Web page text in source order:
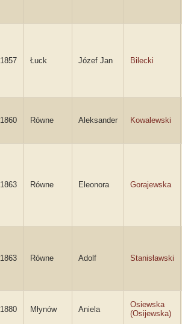
1857 Łuck Józef Jan Bilecki
1860 Równe Aleksander Kowalewski
1863 Równe Eleonora Gorajewska
1863 Równe Adolf Stanisławski
1880 Młynów Aniela
Osiewska
(Osijewska)